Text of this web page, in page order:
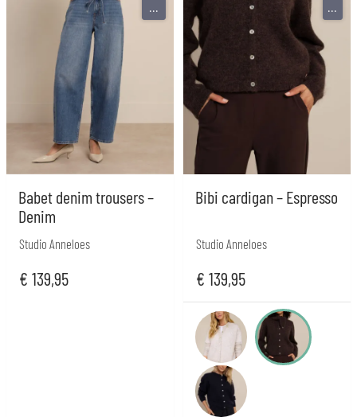
Babet denim trousers –
Denim
Studio Anneloes
€ 139,95
...
Bibi cardigan – Espresso
Studio Anneloes
€ 139,95
...